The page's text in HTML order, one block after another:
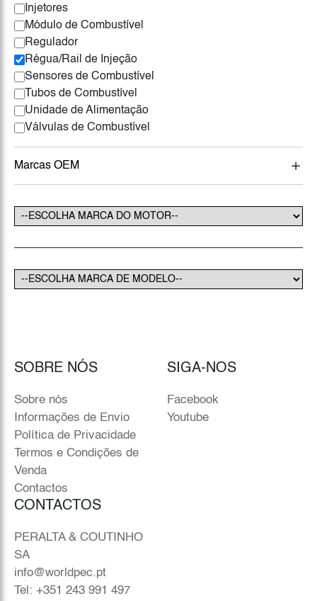
Injetores
Módulo de Combustível
Regulador
Régua/Rail de Injeção
Sensores de Combustível
Tubos de Combustível
Unidade de Alimentação
Válvulas de Combustível
Marcas OEM
SOBRE NÓS
Sobre nós
Informações de Envio
Política de Privacidade
Termos e Condições de
Venda
Contactos
SIGA-NOS
Facebook
Youtube
CONTACTOS
PERALTA & COUTINHO
SA
info@worldpec.pt
Tel: +351 243 991 497